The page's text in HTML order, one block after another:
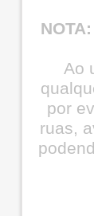
NOTA:
Ao
por
ruas,